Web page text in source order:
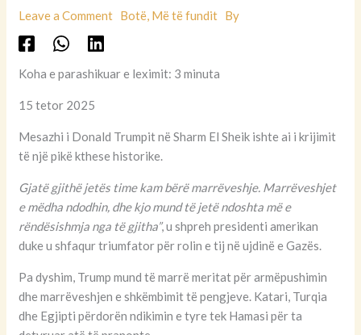
Leave a Comment Botë, Më të fundit By
Koha e parashikuar e leximit: 3 minuta
15 tetor 2025
Mesazhi i Donald Trumpit në Sharm El Sheik ishte ai i krijimit
të një pikë kthese historike.
Gjatë gjithë jetës time kam bërë marrëveshje. Marrëveshjet
e mëdha ndodhin, dhe kjo mund të jetë ndoshta më e
rëndësishmja nga të gjitha”, u shpreh presidenti amerikan
duke u shfaqur triumfator për rolin e tij në ujdinë e Gazës.
Pa dyshim, Trump mund të marrë meritat për armëpushimin
dhe marrëveshjen e shkëmbimit të pengjeve. Katari, Turqia
dhe Egjipti përdorën ndikimin e tyre tek Hamasi për ta